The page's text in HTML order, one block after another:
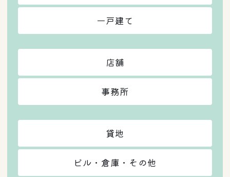
一戸建て
店舗
事務所
貸地
ビル・倉庫・その他